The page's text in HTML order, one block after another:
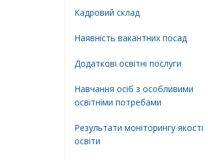
Кадровий склад
Наявність вакантних посад
Додатковi освiтнi послуги
Навчання осіб з особливими
освітніми потребами
Результати моніторингу якості
освіти